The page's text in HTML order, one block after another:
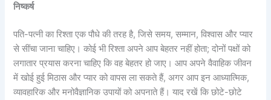
निष्कर्ष
पति-पत्नी का रिश्ता एक पौधे की तरह है, जिसे समय, सम्मान, विश्वास और प्यार
से सींचा जाना चाहिए। कोई भी रिश्ता अपने आप बेहतर नहीं होता; दोनों पक्षों को
लगातार प्रयास करना चाहिए कि वह बेहतर हो जाए। आप अपने वैवाहिक जीवन
में खोई हुई मिठास और प्यार को वापस ला सकते हैं, अगर आप इन आध्यात्मिक,
व्यावहारिक और मनोवैज्ञानिक उपायों को अपनाते हैं। याद रखें कि छोटे-छोटे